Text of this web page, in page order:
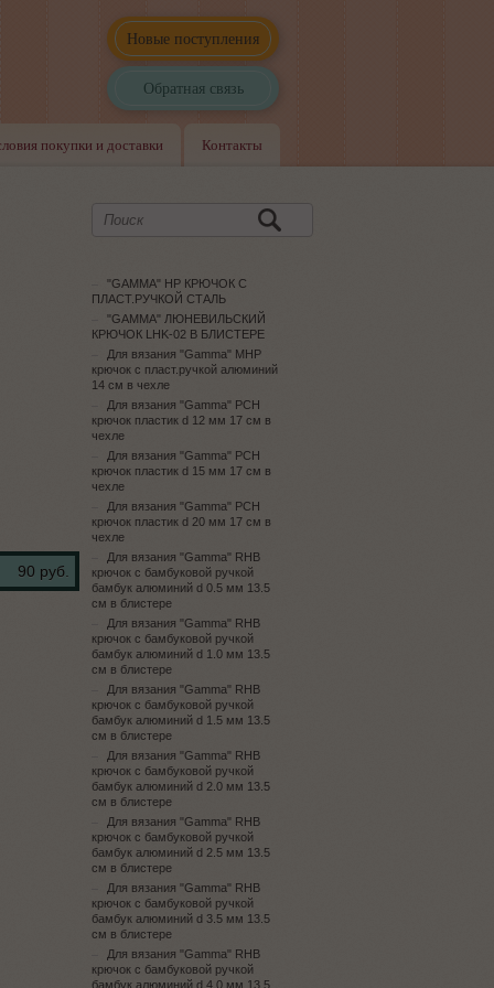
Новые поступления
Обратная связь
покупки и доставки Контакты
90 руб.
"GAMMA" HP КРЮЧОК С
ПЛАСТ.РУЧКОЙ СТАЛЬ
"GAMMA" ЛЮНЕВИЛЬСКИЙ
КРЮЧОК LHK-02 В БЛИСТЕРЕ
Для вязания "Gamma" MHP
крючок с пласт.ручкой алюминий
14 см в чехле
Для вязания "Gamma" PCH
крючок пластик d 12 мм 17 см в
чехле
Для вязания "Gamma" PCH
крючок пластик d 15 мм 17 см в
чехле
Для вязания "Gamma" PCH
крючок пластик d 20 мм 17 см в
чехле
Для вязания "Gamma" RHB
крючок с бамбуковой ручкой
бамбук алюминий d 0.5 мм 13.5
см в блистере
Для вязания "Gamma" RHB
крючок с бамбуковой ручкой
бамбук алюминий d 1.0 мм 13.5
см в блистере
Для вязания "Gamma" RHB
крючок с бамбуковой ручкой
бамбук алюминий d 1.5 мм 13.5
см в блистере
Для вязания "Gamma" RHB
крючок с бамбуковой ручкой
бамбук алюминий d 2.0 мм 13.5
см в блистере
Для вязания "Gamma" RHB
крючок с бамбуковой ручкой
бамбук алюминий d 2.5 мм 13.5
см в блистере
Для вязания "Gamma" RHB
крючок с бамбуковой ручкой
бамбук алюминий d 3.5 мм 13.5
см в блистере
Для вязания "Gamma" RHB
крючок с бамбуковой ручкой
бамбук алюминий d 4.0 мм 13.5